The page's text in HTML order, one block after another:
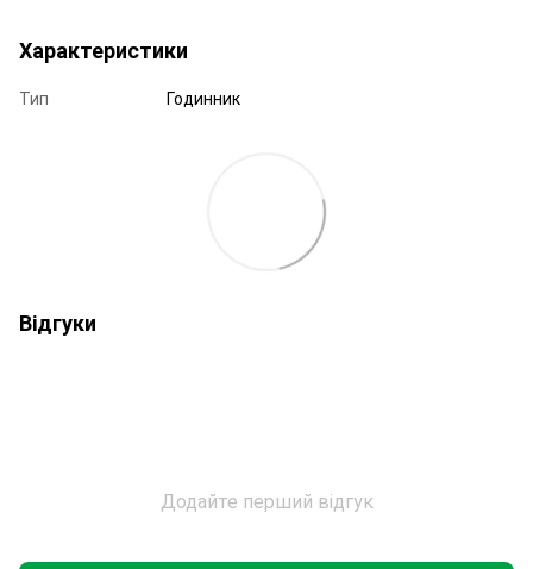
Характеристики
Тип Годинник
Відгуки
Додайте перший відгук